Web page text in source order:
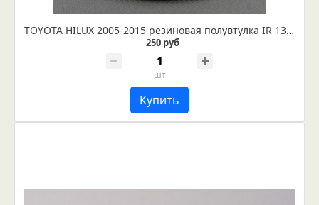
TOYOTA HILUX 2005-2015 резиновая полувтулка IR 13-18-14
250 руб
шт
Купить